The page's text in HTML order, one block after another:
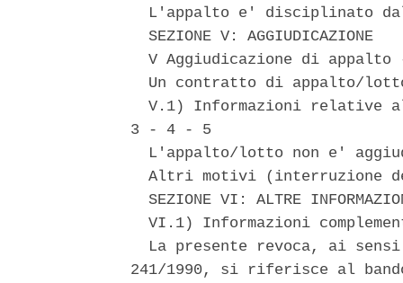
L'appalto e' disciplinato
  SEZIONE V: AGGIUDICAZIONE
V Aggiudicazione di
Un contratto di appalto/
V.1) Informazioni relative
3 - 4 - 5
L'appalto/lotto non e'
Altri motivi (interruzione
SEZIONE VI: ALTRE
VI.1) Informazioni
La presente revoca, ai
241/1990, si riferisce al